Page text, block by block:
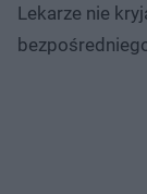
Lekarze nie